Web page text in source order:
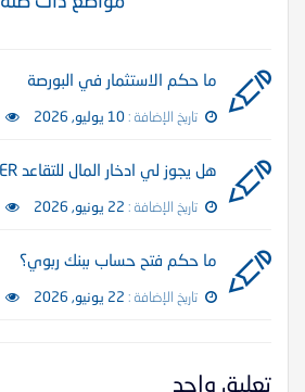
ما حكم الاستثمار في البورصة
تاريخ الإضافة :10 يوليو, 2026
هل يجوز لي ادخار المال للتقاعد RÉER
تاريخ الإضافة : 22 يونيو, 2026
ما حكم فتح حساب ببنك ربوي؟
تاريخ الإضافة : 22 يونيو, 2026
تعليق واحد